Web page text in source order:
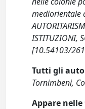
mediorientale
ISTITUZIONI,
[10.54103/
Tutti gli
Tornimbeni,
Appare